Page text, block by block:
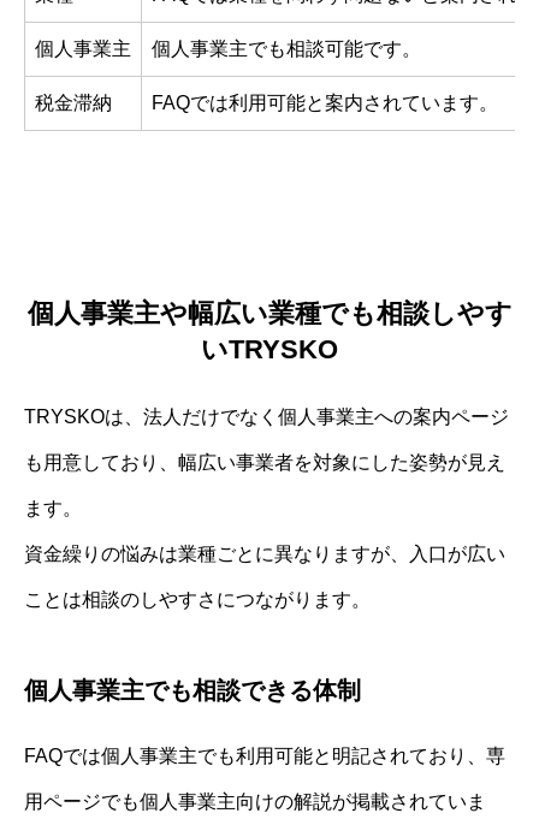
個人事業主 個人事業主でも相談可能です。
税金滞納 FAQでは利用可能と案内されています。
個人事業主や幅広い業種でも相談しやす
いTRYSKO
TRYSKOは、法人だけでなく個人事業主への案内ページ
も用意しており、幅広い事業者を対象にした姿勢が見え
ます。
資金繰りの悩みは業種ごとに異なりますが、入口が広い
ことは相談のしやすさにつながります。
個人事業主でも相談できる体制
FAQでは個人事業主でも利用可能と明記されており、専
用ページでも個人事業主向けの解説が掲載されていま